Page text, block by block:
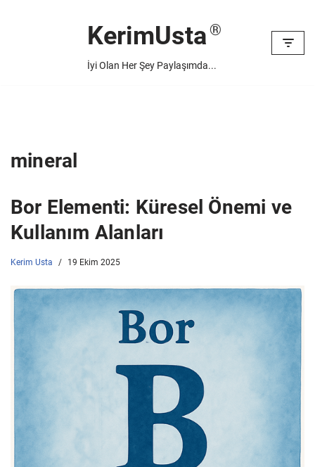
KerimUsta
İyi Olan Her Şey Paylaşımda...
mineral
Bor Elementi: Küresel Önemi ve
Kullanım Alanları
Kerim Usta 19 Ekim 2025